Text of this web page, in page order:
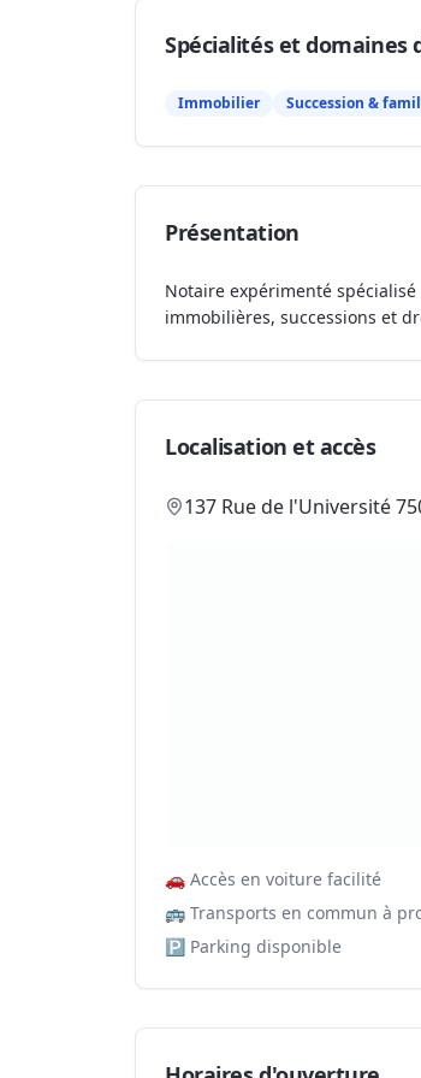
Spécialités et domaines
Immobilier Succession &
Présentation
Notaire expérimenté
immobilières, successions et
Localisation et accès
137 Rue de l'Université
🚗 Accès en voiture facilité
🚌 Transports en commun à
🅿️ Parking disponible